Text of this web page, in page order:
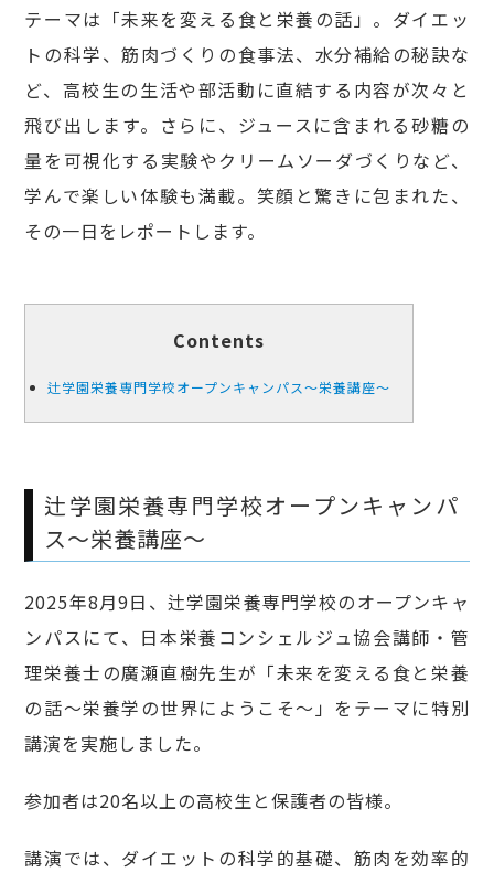
テーマは「未来を変える食と栄養の話」。ダイエッ
トの科学、筋肉づくりの食事法、水分補給の秘訣な
ど、高校生の生活や部活動に直結する内容が次々と
飛び出します。さらに、ジュースに含まれる砂糖の
量を可視化する実験やクリームソーダづくりなど、
学んで楽しい体験も満載。笑顔と驚きに包まれた、
その一日をレポートします。
Contents
辻学園栄養専門学校オープンキャンパス～栄養講座～
辻学園栄養専門学校オープンキャンパ
ス～栄養講座～
2025年8月9日、辻学園栄養専門学校のオープンキャ
ンパスにて、日本栄養コンシェルジュ協会講師・管
理栄養士の廣瀬直樹先生が「未来を変える食と栄養
の話〜栄養学の世界にようこそ〜」をテーマに特別
講演を実施しました。
参加者は20名以上の高校生と保護者の皆様。
講演では、ダイエットの科学的基礎、筋肉を効率的